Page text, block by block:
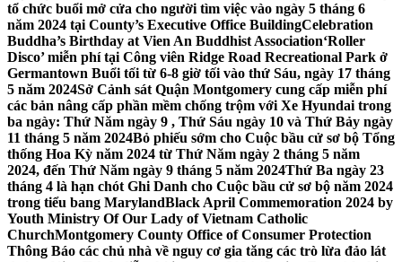
tổ chức buổi mở cửa cho người tìm việc vào ngày 5 tháng 6
năm 2024 tại County’s Executive Office BuildingCelebration
Buddha’s Birthday at Vien An Buddhist Association‘Roller
Disco’ miễn phí tại Công viên Ridge Road Recreational Park ở
Germantown Buổi tối từ 6-8 giờ tối vào thứ Sáu, ngày 17 tháng
5 năm 2024Sở Cảnh sát Quận Montgomery cung cấp miễn phí
các bản nâng cấp phần mềm chống trộm với Xe Hyundai trong
ba ngày: Thứ Năm ngày 9 , Thứ Sáu ngày 10 và Thứ Bảy ngày
11 tháng 5 năm 2024Bỏ phiếu sớm cho Cuộc bầu cử sơ bộ Tổng
thống Hoa Kỳ năm 2024 từ Thứ Năm ngày 2 tháng 5 năm
2024, đến Thứ Năm ngày 9 tháng 5 năm 2024Thứ Ba ngày 23
tháng 4 là hạn chót Ghi Danh cho Cuộc bầu cử sơ bộ năm 2024
trong tiểu bang MarylandBlack April Commemoration 2024 by
Youth Ministry Of Our Lady of Vietnam Catholic
ChurchMontgomery County Office of Consumer Protection
Thông Báo các chủ nhà về nguy cơ gia tăng các trò lừa đảo lát